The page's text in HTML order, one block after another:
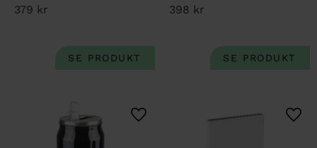
379 kr 398 kr
Lägg till i favoriter